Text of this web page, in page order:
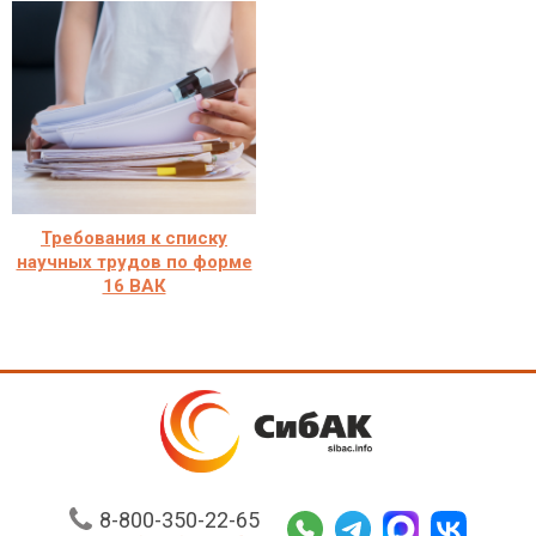
Требования к списку
научных трудов по форме
16 ВАК
8-800-350-22-65